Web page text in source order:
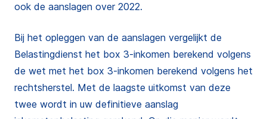
ook de aanslagen over 2022.
Bij het opleggen van de aanslagen vergelijkt de
Belastingdienst het box 3-inkomen berekend volgens
de wet met het box 3-inkomen berekend volgens het
rechtsherstel. Met de laagste uitkomst van deze
twee wordt in uw definitieve aanslag